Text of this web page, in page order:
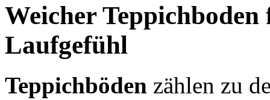
Weicher Teppichboden
Laufgefühl
Teppichböden zählen zu